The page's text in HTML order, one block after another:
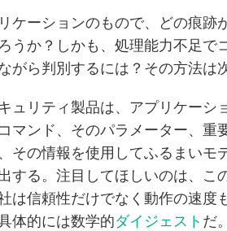
ケーションのもので、どの痕跡
うか？しかも、処理能力不足で
がら判別するには？その方法は
ュリティ製品は、アプリケーシ
マンド、そのパラメーター、重
その情報を使用してふるまいモ
する。注目してほしいのは、こ
は信頼性だけでなく動作の速度
体的には数学的ダイジェスト だ。